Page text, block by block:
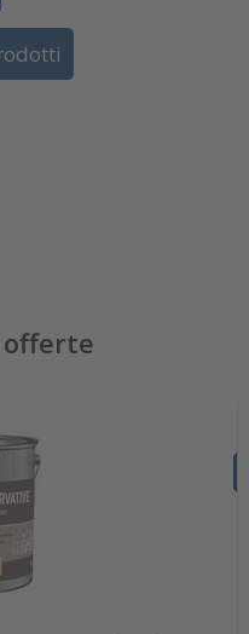
offerte